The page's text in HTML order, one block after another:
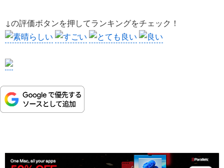
↓の評価ボタンを押してランキングをチェック！